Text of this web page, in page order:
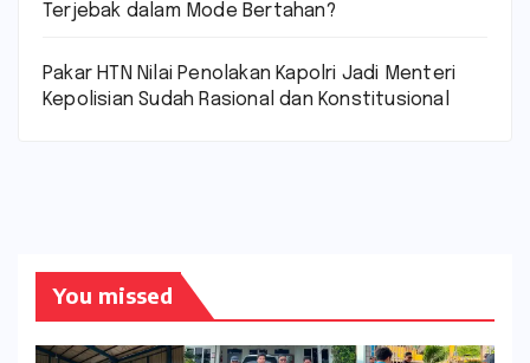
Terjebak dalam Mode Bertahan?
Pakar HTN Nilai Penolakan Kapolri Jadi Menteri
Kepolisian Sudah Rasional dan Konstitusional
You missed